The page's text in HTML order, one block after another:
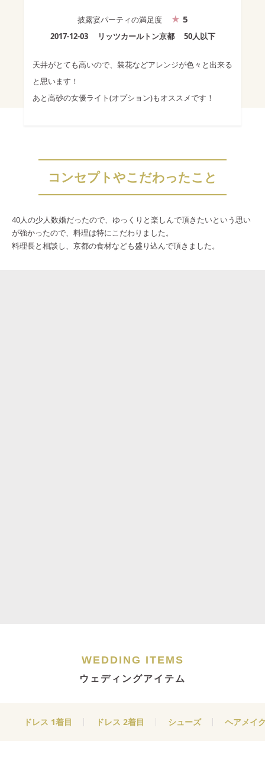
披露宴パーティの満足度 5
2017-12-03 リッツカールトン京都 50人以下
天井がとても高いので、装花などアレンジが色々と出来る
と思います！
あと高砂の女優ライト(オプション)もオススメです！
コンセプトやこだわったこと
40人の少人数婚だったので、ゆっくりと楽しんで頂きたいという思い
が強かったので、料理は特にこだわりました。
料理長と相談し、京都の食材なども盛り込んで頂きました。
WEDDING ITEMS
ウェディングアイテム
ドレス 1着目 ドレス 2着目 シューズ ヘアメイ